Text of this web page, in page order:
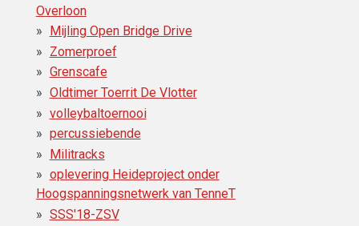
Overloon
Mijling Open Bridge Drive
Zomerproef
Grenscafe
Oldtimer Toerrit De Vlotter
volleybaltoernooi
percussiebende
Militracks
oplevering Heideproject onder
Hoogspanningsnetwerk van TenneT
SSS'18-ZSV